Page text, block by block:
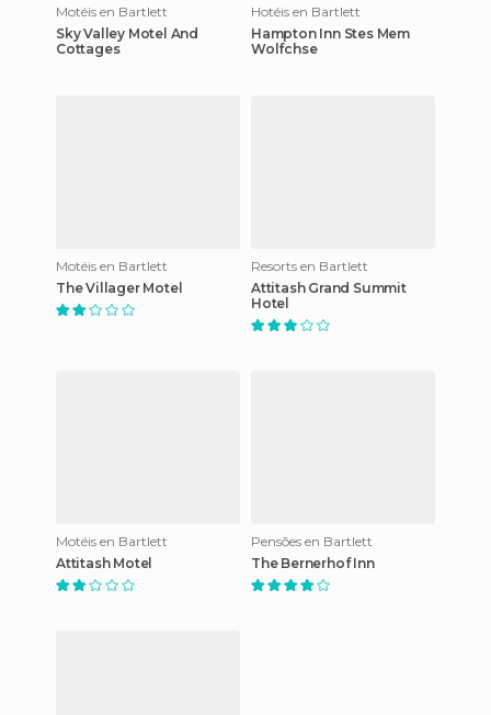
Motéis en Bartlett
Sky Valley Motel And
Cottages
Hotéis en Bartlett
Hampton Inn Stes Mem
Wolfchse
Motéis en Bartlett
The Villager Motel
Resorts en Bartlett
Attitash Grand Summit
Hotel
Motéis en Bartlett
Attitash Motel
Pensões en Bartlett
The Bernerhof Inn